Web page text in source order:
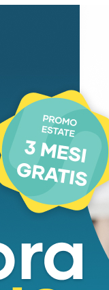
Nel
, sono presenti i
per
derivi da riuso
dare uno
–
poi potremo
qr code che
tessuto o del
8 a giovedì 10
Tessile
, con
visibilità
clienti,